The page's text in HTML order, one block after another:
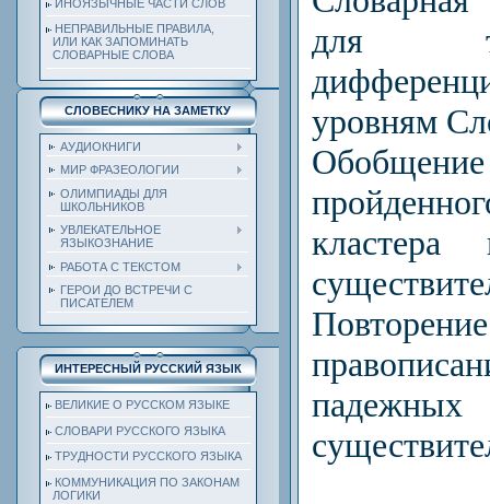
ИНОЯЗЫЧНЫЕ ЧАСТИ СЛОВ
НЕПРАВИЛЬНЫЕ ПРАВИЛА,
ИЛИ КАК ЗАПОМИНАТЬ
СЛОВАРНЫЕ СЛОВА
СЛОВЕСНИКУ НА ЗАМЕТКУ
АУДИОКНИГИ
МИР ФРАЗЕОЛОГИИ
ОЛИМПИАДЫ ДЛЯ
ШКОЛЬНИКОВ
УВЛЕКАТЕЛЬНОЕ
ЯЗЫКОЗНАНИЕ
РАБОТА С ТЕКСТОМ
ГЕРОИ ДО ВСТРЕЧИ С
ПИСАТЕЛЕМ
ИНТЕРЕСНЫЙ РУССКИЙ ЯЗЫК
ВЕЛИКИЕ О РУССКОМ ЯЗЫКЕ
СЛОВАРИ РУССКОГО ЯЗЫКА
ТРУДНОСТИ РУССКОГО ЯЗЫКА
КОММУНИКАЦИЯ ПО ЗАКОНАМ
ЛОГИКИ
для
уровням
падежных